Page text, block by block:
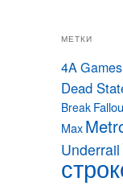
МЕТКИ
4A Games
Dead
Break
Max
Underrail